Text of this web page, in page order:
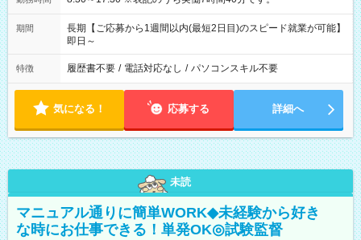
期間
長期【ご応募から1週間以内(最短2日目)のスピード就業が可能】
即日～
特徴 履歴書不要 / 電話対応なし / パソコンスキル不要
気になる！ 応募する 詳細へ
未読
マニュアル通りに簡単WORK◆未経験から好き
な時にお仕事できる！単発OK◎試験監督